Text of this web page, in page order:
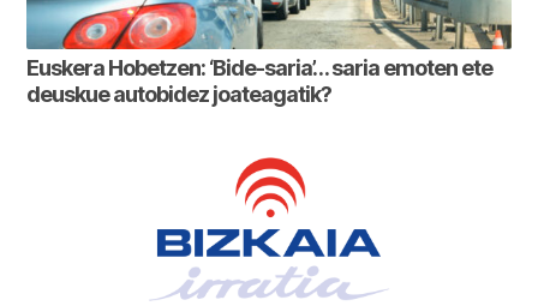
Euskera Hobetzen: ‘Bide-saria’… saria emoten ete
deuskue autobidez joateagatik?